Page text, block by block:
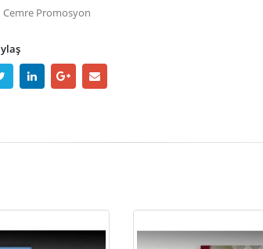
Cemre Promosyon